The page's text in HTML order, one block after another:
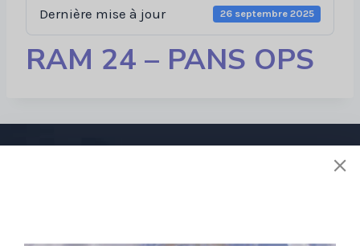
Dernière mise à jour 26 septembre 2025
RAM 24 – PANS OPS